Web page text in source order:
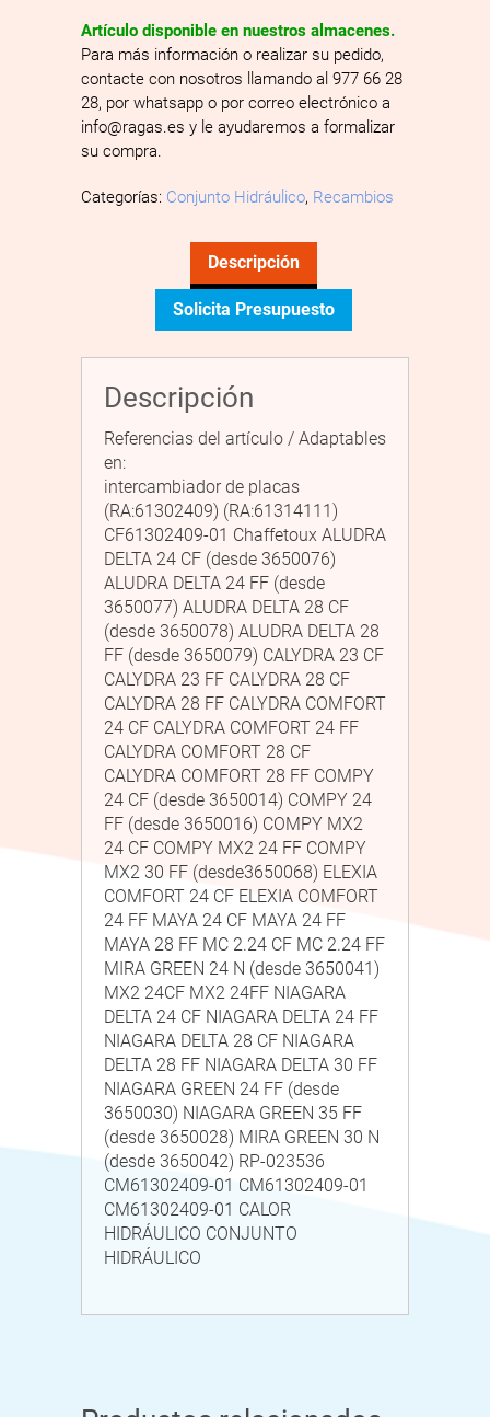
Artículo disponible en nuestros almacenes.
Para más información o realizar su pedido,
contacte con nosotros llamando al 977 66 28
28, por whatsapp o por correo electrónico a
info@ragas.es y le ayudaremos a formalizar
su compra.
Categorías: Conjunto Hidráulico, Recambios
Descripción
Solicita Presupuesto
Descripción
Referencias del artículo / Adaptables
en:
intercambiador de placas
(RA:61302409) (RA:61314111)
CF61302409-01 Chaffetoux ALUDRA
DELTA 24 CF (desde 3650076)
ALUDRA DELTA 24 FF (desde
3650077) ALUDRA DELTA 28 CF
(desde 3650078) ALUDRA DELTA 28
FF (desde 3650079) CALYDRA 23 CF
CALYDRA 23 FF CALYDRA 28 CF
CALYDRA 28 FF CALYDRA COMFORT
24 CF CALYDRA COMFORT 24 FF
CALYDRA COMFORT 28 CF
CALYDRA COMFORT 28 FF COMPY
24 CF (desde 3650014) COMPY 24
FF (desde 3650016) COMPY MX2
24 CF COMPY MX2 24 FF COMPY
MX2 30 FF (desde3650068) ELEXIA
COMFORT 24 CF ELEXIA COMFORT
24 FF MAYA 24 CF MAYA 24 FF
MAYA 28 FF MC 2.24 CF MC 2.24 FF
MIRA GREEN 24 N (desde 3650041)
MX2 24CF MX2 24FF NIAGARA
DELTA 24 CF NIAGARA DELTA 24 FF
NIAGARA DELTA 28 CF NIAGARA
DELTA 28 FF NIAGARA DELTA 30 FF
NIAGARA GREEN 24 FF (desde
3650030) NIAGARA GREEN 35 FF
(desde 3650028) MIRA GREEN 30 N
(desde 3650042) RP-023536
CM61302409-01 CM61302409-01
CM61302409-01 CALOR
HIDRÁULICO CONJUNTO
HIDRÁULICO